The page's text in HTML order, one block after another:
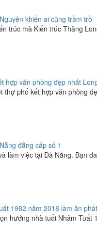
khiến ai cũng trầm trồ
trúc mà Kiến trúc Thăng
hợp văn phòng đẹp nhất
thự phố kết hợp văn phòng
đẳng cấp số 1
làm việc tại Đà Nẵng. Bạn
1982 năm 2018 làm ăn
hướng nhà tuổi Nhâm